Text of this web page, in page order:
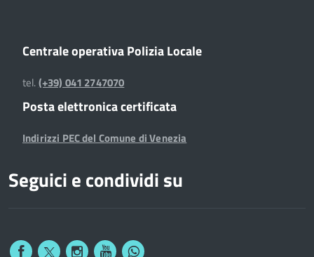
Centrale operativa Polizia Locale
tel.(+39) 041 2747070
Posta elettronica certificata
Indirizzi PEC del Comune di Venezia
Seguici e condividi su